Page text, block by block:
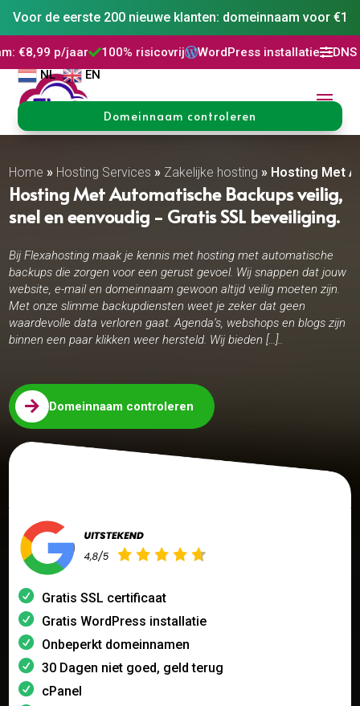
Voor de eerste 200 nieuwe klanten: domeinnaam voor €1
100% risicovrijWordPress installatie DNS Beheer30
NL
EN
Domeinnaam controleren
Home » Hosting Services » Zakelijke hosting » Hosting Met
Hosting Met Automatische Backups veilig,
snel en eenvoudig - Gratis SSL beveiliging.
Bij Flexahosting maak je kennis met hosting met automatische
backups die zorgen voor een gerust gevoel. Wij snappen dat jouw
website, e-mail en domeinnaam gewoon altijd veilig moeten zijn.
Met onze slimme backupdiensten weet je zeker dat geen
waardevolle data verloren gaat. Agenda’s, webshops en blogs zijn
binnen een paar klikken weer hersteld. Wij bieden […]..
 Domeinnaam controleren
Gratis SSL certificaat
Gratis WordPress installatie
Onbeperkt domeinnamen
30 Dagen niet goed, geld terug
cPanel